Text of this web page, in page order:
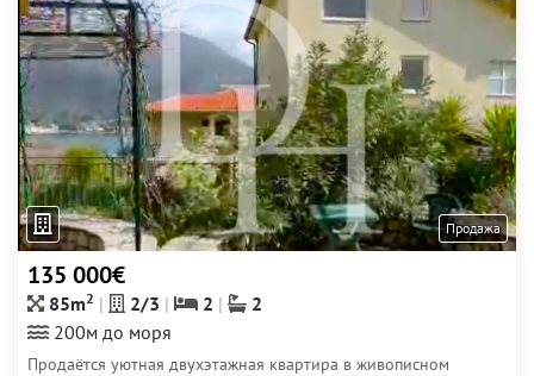
Продажа
135 000€
85m2 2/3 2
2
200м до моря
Продаётся уютная двухэтажная квартира в живописном